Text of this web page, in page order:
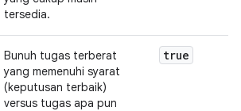
tersedia.
Bunuh tugas terberat
yang memenuhi syarat
(keputusan terbaik)
versus tugas apa pun
true